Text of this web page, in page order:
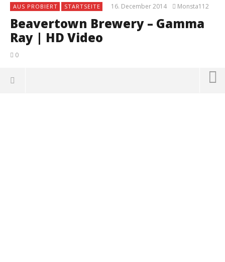
AUS PROBIERT STARTSEITE 16. December 2014 Monsta112
Beavertown Brewery – Gamma
Ray | HD Video
0